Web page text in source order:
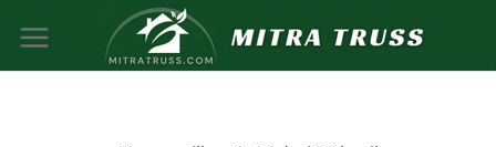
content